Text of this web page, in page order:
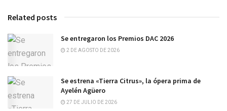
Related posts
Se entregaron los Premios DAC 2026
2 DE AGOSTO DE 2026
Se estrena «Tierra Citrus», la ópera prima de
Ayelén Agüero
27 DE JULIO DE 2026